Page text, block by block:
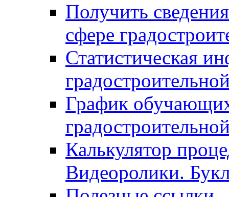
Получить
сфере
Статистическая
График
Калькулятор
Видеоролики.